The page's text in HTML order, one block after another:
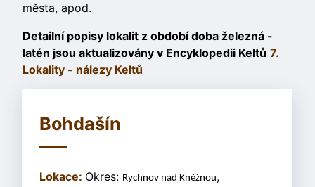
města, apod.
Detailní popisy lokalit z období doba železná -
latén jsou aktualizovány v Encyklopedii Keltů 7.
Lokality - nálezy Keltů
Bohdašín
Lokace: Okres: Rychnov nad Kněžnou,